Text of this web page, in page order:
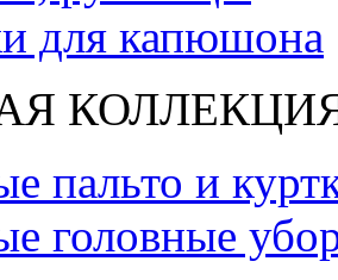
для капюшона
пальто и
головные